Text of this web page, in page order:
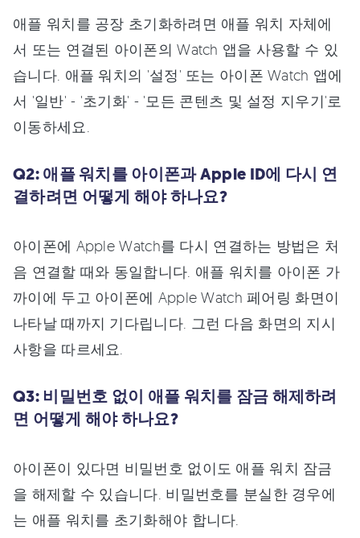
애플 워치를 공장 초기화하려면 애플 워치 자체에
서 또는 연결된 아이폰의 Watch 앱을 사용할 수 있
습니다. 애플 워치의 '설정' 또는 아이폰 Watch 앱에
서 '일반' - '초기화' - '모든 콘텐츠 및 설정 지우기'로
이동하세요.
Q2: 애플 워치를 아이폰과 Apple ID에 다시 연
결하려면 어떻게 해야 하나요?
아이폰에 Apple Watch를 다시 연결하는 방법은 처
음 연결할 때와 동일합니다. 애플 워치를 아이폰 가
까이에 두고 아이폰에 Apple Watch 페어링 화면이
나타날 때까지 기다립니다. 그런 다음 화면의 지시
사항을 따르세요.
Q3: 비밀번호 없이 애플 워치를 잠금 해제하려
면 어떻게 해야 하나요?
아이폰이 있다면 비밀번호 없이도 애플 워치 잠금
을 해제할 수 있습니다. 비밀번호를 분실한 경우에
는 애플 워치를 초기화해야 합니다.